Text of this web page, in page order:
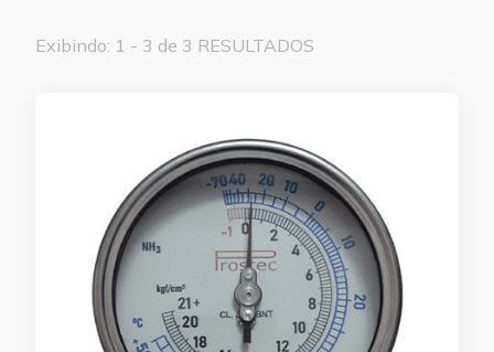
Exibindo: 1 - 3 de 3 RESULTADOS